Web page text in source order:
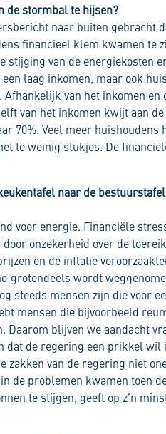
de stormbal te hijsen?
naar buiten gebracht
financieel klem kwamen te
stijging van de energiekosten
laag inkomen, maar ook
van het inkomen en
van het inkomen kwijt aan
70%. Veel meer huishoudens
te weinig stukjes. De
naar de
voor energie. Financiële
onzekerheid over de
en de inflatie
grotendeels wordt
steeds mensen zijn die voor
mensen die bijvoorbeeld
blijven we aandacht
dat de regering een prikkel wil
zakken van de regering niet
de problemen kwamen toen
te stijgen, geeft op z’n